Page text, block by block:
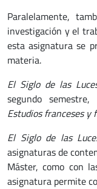
Paralelamente,
investigación y el
esta asignatura se
materia.
El Siglo de las
segundo
Estudios franceses y
El Siglo de las
asignaturas de
Máster, como con
asignatura permite